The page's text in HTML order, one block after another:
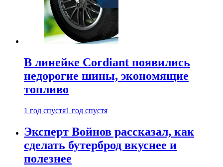
В линейке Cordiant появились
недорогие шины, экономящие
топливо
1 год спустя1 год спустя
Эксперт Войнов рассказал, как
сделать бутерброд вкуснее и
полезнее